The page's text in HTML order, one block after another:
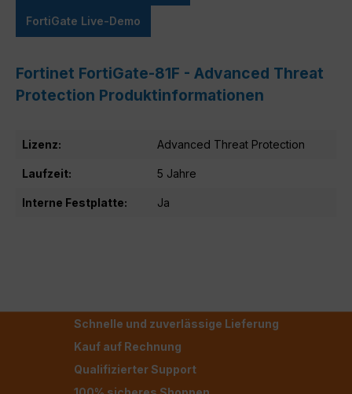
FortiGate Live-Demo
Fortinet FortiGate-81F - Advanced Threat
Protection Produktinformationen
Lizenz: Advanced Threat Protection
Laufzeit: 5 Jahre
Interne Festplatte: Ja
Schnelle und zuverlässige Lieferung
Kauf auf Rechnung
Qualifizierter Support